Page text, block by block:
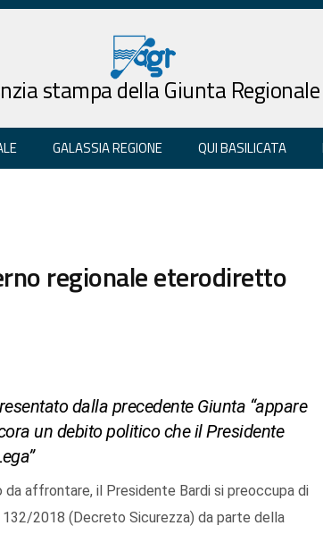
stampa della Giunta Regionale
GALASSIA REGIONE QUI BASILICATA
regionale eterodiretto
dalla precedente Giunta “appare
un debito politico che il Presidente
affrontare, il Presidente Bardi si preoccupa di
2018 (Decreto Sicurezza) da parte della